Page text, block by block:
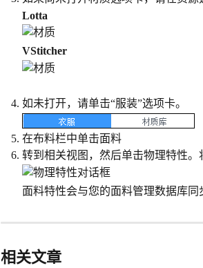
Lotta
VStitcher
如未打开，请单击“服装”选项卡。
在布料栏中单击面料
转到相关视图，然后单击物理特性。
面料特性会与您的面料管理数据库同
相关文章